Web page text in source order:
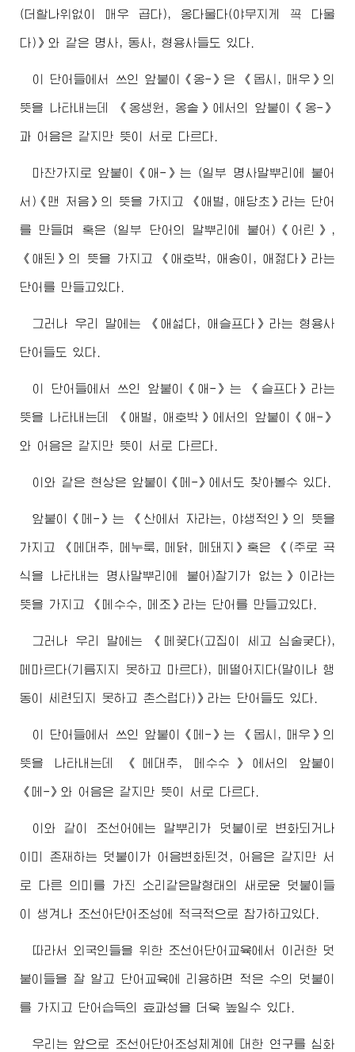
(더할나위없이 매우 곱다), 옹다물다(야무지게 꼭 다물
다)》와 같은 명사, 동사, 형용사들도 있다.
이 단어들에서 쓰인 앞붙이《옹-》은 《몹시, 매우》의
뜻을 나타내는데 《옹생원, 옹솥》에서의 앞붙이《옹-》
과 어음은 같지만 뜻이 서로 다르다.
마찬가지로 앞붙이《애-》는 (일부 명사말뿌리에 붙어
서)《맨 처음》의 뜻을 가지고 《애벌, 애당초》라는 단어
를 만들며 혹은 (일부 단어의 말뿌리에 붙어)《어린》,
《애된》의 뜻을 가지고 《애호박, 애송이, 애젊다》라는
단어를 만들고있다.
그러나 우리 말에는 《애섧다, 애슬프다》라는 형용사
단어들도 있다.
이 단어들에서 쓰인 앞붙이《애-》는 《슬프다》라는
뜻을 나타내는데 《애벌, 애호박》에서의 앞붙이《애-》
와 어음은 같지만 뜻이 서로 다르다.
이와 같은 현상은 앞붙이《메-》에서도 찾아볼수 있다.
앞붙이《메-》는 《산에서 자라는, 야생적인》의 뜻을
가지고 《메대추, 메누룩, 메닭, 메돼지》혹은 《(주로 곡
식을 나타내는 명사말뿌리에 붙어)찰기가 없는》이라는
뜻을 가지고 《메수수, 메조》라는 단어를 만들고있다.
그러나 우리 말에는 《메꿎다(고집이 세고 심술궂다),
메마르다(기름지지 못하고 마르다), 메떨어지다(말이나 행
동이 세련되지 못하고 촌스럽다)》라는 단어들도 있다.
이 단어들에서 쓰인 앞붙이《메-》는 《몹시, 매우》의
뜻을 나타내는데 《메대추, 메수수》에서의 앞붙이
《메-》와 어음은 같지만 뜻이 서로 다르다.
이와 같이 조선어에는 말뿌리가 덧붙이로 변화되거나
이미 존재하는 덧붙이가 어음변화된것, 어음은 같지만 서
로 다른 의미를 가진 소리같은말형태의 새로운 덧붙이들
이 생겨나 조선어단어조성에 적극적으로 참가하고있다.
따라서 외국인들을 위한 조선어단어교육에서 이러한 덧
붙이들을 잘 알고 단어교육에 리용하면 적은 수의 덧붙이
를 가지고 단어습득의 효과성을 더욱 높일수 있다.
우리는 앞으로 조선어단어조성체계에 대한 연구를 심화